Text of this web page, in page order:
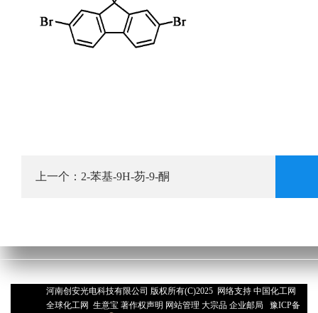
上一个： 2-苯基-9H-芴-9-酮
河南创安光电科技有限公司 版权所有(C)2025 网络支持 中国化工网
全球化工网 生意宝 著作权声明 网站管理 大宗品 企业邮局 豫ICP备